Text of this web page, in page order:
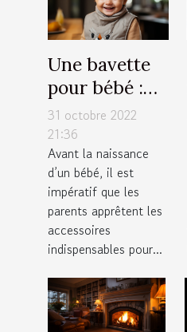
Une bavette
pour bébé :
Quel modèle
de bavoir faut
il avoir pour
votre enfant ?
31 octobre 2022
21:36
Avant la naissance
d’un bébé, il est
impératif que les
parents apprêtent les
accessoires
indispensables pour...